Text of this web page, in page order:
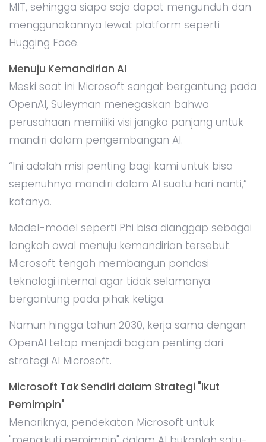
MIT, sehingga siapa saja dapat mengunduh dan
menggunakannya lewat platform seperti
Hugging Face.
Menuju Kemandirian AI
Meski saat ini Microsoft sangat bergantung pada
OpenAI, Suleyman menegaskan bahwa
perusahaan memiliki visi jangka panjang untuk
mandiri dalam pengembangan AI.
“Ini adalah misi penting bagi kami untuk bisa
sepenuhnya mandiri dalam AI suatu hari nanti,”
katanya.
Model-model seperti Phi bisa dianggap sebagai
langkah awal menuju kemandirian tersebut.
Microsoft tengah membangun pondasi
teknologi internal agar tidak selamanya
bergantung pada pihak ketiga.
Namun hingga tahun 2030, kerja sama dengan
OpenAI tetap menjadi bagian penting dari
strategi AI Microsoft.
Microsoft Tak Sendiri dalam Strategi "Ikut
Pemimpin"
Menariknya, pendekatan Microsoft untuk